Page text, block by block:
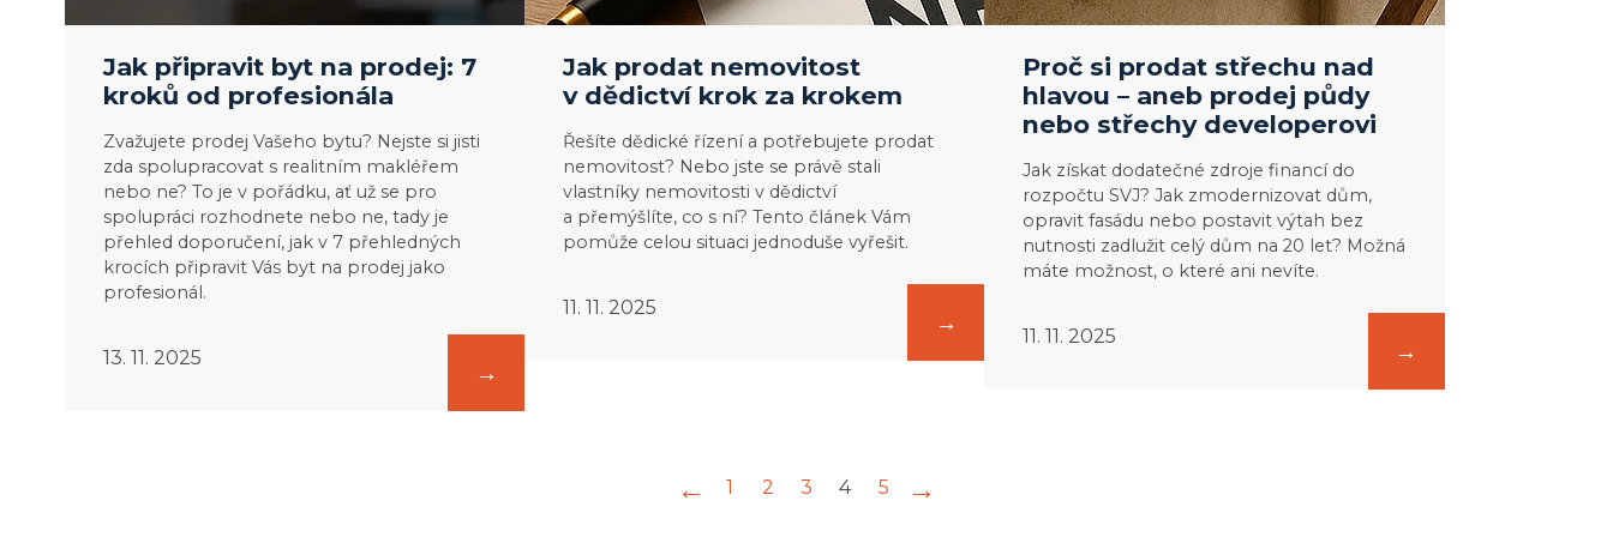
Jak připravit byt na prodej: 7
kroků od profesionála
Zvažujete prodej Vašeho bytu? Nejste si jisti
zda spolupracovat s realitním makléřem
nebo ne? To je v pořádku, ať už se pro
spolupráci rozhodnete nebo ne, tady je
přehled doporučení, jak v 7 přehledných
krocích připravit Vás byt na prodej jako
profesionál.
13. 11. 2025
Jak prodat nemovitost
v dědictví krok za krokem
Řešíte dědické řízení a potřebujete prodat
nemovitost? Nebo jste se právě stali
vlastníky nemovitosti v dědictví
a přemýšlíte, co s ní? Tento článek Vám
pomůže celou situaci jednoduše vyřešit.
11. 11. 2025
Proč si prodat střechu nad
hlavou – aneb prodej půdy
nebo střechy developerovi
Jak získat dodatečné zdroje financí do
rozpočtu SVJ? Jak zmodernizovat dům,
opravit fasádu nebo postavit výtah bez
nutnosti zadlužit celý dům na 20 let? Možná
máte možnost, o které ani nevíte.
11. 11. 2025
půdy
střechy
developerovi
← 1 2 3 4 5 →